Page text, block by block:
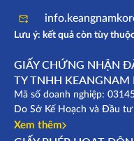
Lưu ý: kết quả còn tùy
GIẤY CHỨNG NHẬN
TY TNHH KEANGNAM
Mã số doanh nghiệp:
Do Sở Kế Hoạch và Đầu tư
Xem thêm